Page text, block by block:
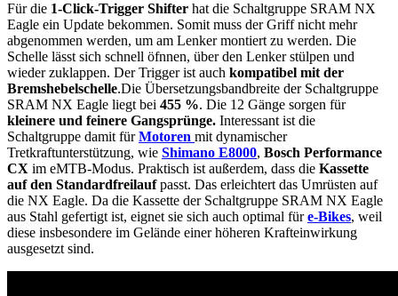
Für die 1-Click-Trigger Shifter hat die Schaltgruppe SRAM NX
Eagle ein Update bekommen. Somit muss der Griff nicht mehr
abgenommen werden, um am Lenker montiert zu werden. Die
Schelle lässt sich schnell öfnnen, über den Lenker stülpen und
wieder zuklappen. Der Trigger ist auch kompatibel mit der
Bremshebelschelle.Die Übersetzungsbandbreite der Schaltgruppe
SRAM NX Eagle liegt bei 455 %. Die 12 Gänge sorgen für
kleinere und feinere Gangsprünge. Interessant ist die
Schaltgruppe damit fürMotoren mit dynamischer
Tretkraftunterstützung, wie Shimano E8000, Bosch Performance
CX im eMTB-Modus. Praktisch ist außerdem, dass die Kassette
auf den Standardfreilaufpasst. Das erleichtert das Umrüsten auf
die NX Eagle. Da die Kassette der Schaltgruppe SRAM NX Eagle
aus Stahl gefertigt ist, eignet sie sich auch optimal füre-Bikes, weil
diese insbesondere im Gelände einer höheren Krafteinwirkung
ausgesetzt sind.